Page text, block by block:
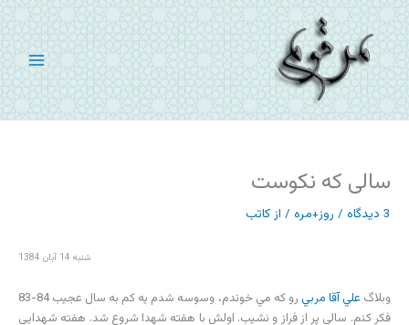
پرش
به
محتوا
سالی که نکوست
3 دیدگاه / روز+مره / از کاتب
شنبه 14 آبان 1384
وبلاگ علي آقا مربي
رو که مي خوندم، وسوسه شدم يه کم به سال عجيب 84-83
فکر کنم. سالي پر از فراز و نشيب. اولش با هفته شهدا شروع شد. هفته شهدايي